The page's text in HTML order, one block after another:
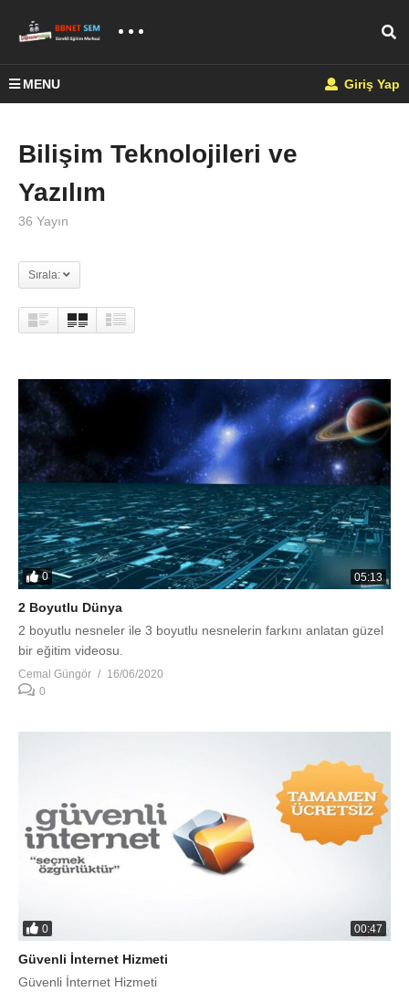
MENU Giriş Yap
Bilişim Teknolojileri ve
Yazılım
36 Yayın
Sırala:
0 05:13
2 Boyutlu Dünya
2 boyutlu nesneler ile 3 boyutlu nesnelerin farkını anlatan güzel
bir eğitim videosu.
Cemal Güngör
16/06/2020
0
0 00:47
Güvenli İnternet Hizmeti
Güvenli İnternet Hizmeti